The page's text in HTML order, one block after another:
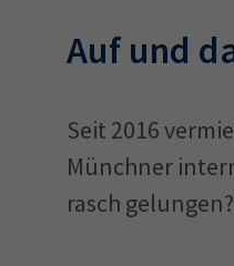
Auf und
Seit 2016
Münchner
rasch gelungen?